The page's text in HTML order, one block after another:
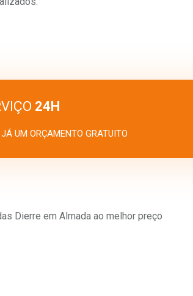
24H
UM ORÇAMENTO GRATUITO